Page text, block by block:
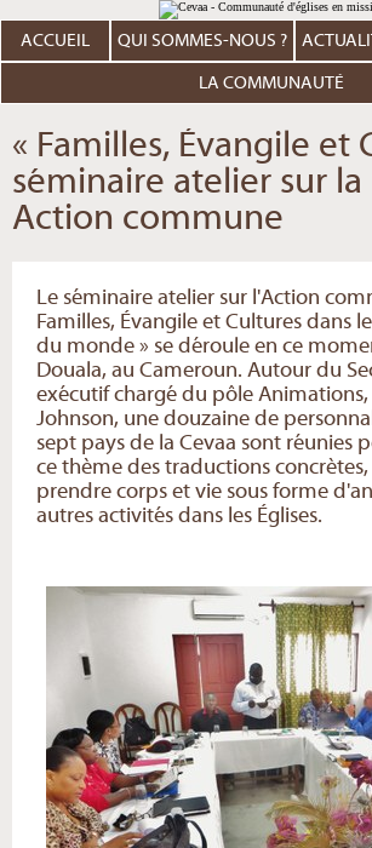
au
contenu.
Aller
personnels
ACCUEIL QUI SOMMES-NOUS ?
LA COMMUNAUTÉ
« Familles, Évangile et
séminaire atelier sur
Action commune
Le séminaire atelier sur l'Action
Familles, Évangile et Cultures dans
du monde » se déroule en ce
Douala, au Cameroun. Autour du
exécutif chargé du pôle Animations,
Johnson, une douzaine de
sept pays de la Cevaa sont réunies
ce thème des traductions
prendre corps et vie sous forme
autres activités dans les Églises.